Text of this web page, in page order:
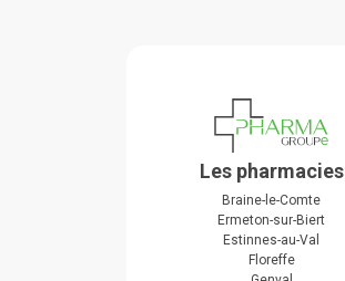
Les pharmacies
Braine-le-Comte
Ermeton-sur-Biert
Estinnes-au-Val
Floreffe